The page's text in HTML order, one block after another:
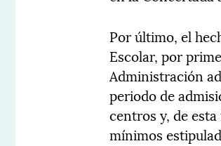
Por último, el
Escolar, por
Administración
periodo de
centros y, de
mínimos